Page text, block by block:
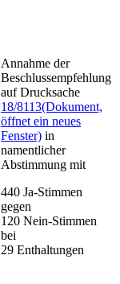
Annahme der
Beschlussempfehlung
auf Drucksache
18/8113(Dokument,
öffnet ein neues
Fenster) in
namentlicher
Abstimmung mit
440 Ja-Stimmen
gegen
120 Nein-Stimmen
bei
29 Enthaltungen